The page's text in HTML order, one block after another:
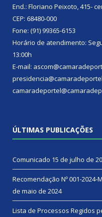
End.: Floriano Peixoto, 415-
CEP: 68480-000
Fone: (91) 99365-6153
Horário de atendimento:
13:00h
E-mail:
ÚLTIMAS PUBLICAÇÕES
Comunicado 15 de julho de
Recomendação Nº 001-2024-
de maio de 2024
Lista de Processos Regidos